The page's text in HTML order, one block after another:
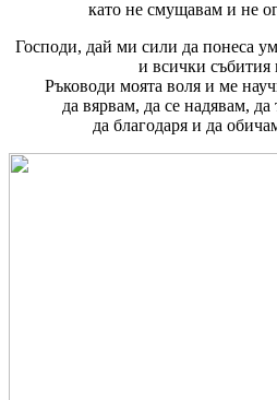
като не смущавам и не
Господи, дай ми сили да понеса
и всички събития
Ръководи моята воля и ме
да вярвам, да се надявам,
да благодаря и да